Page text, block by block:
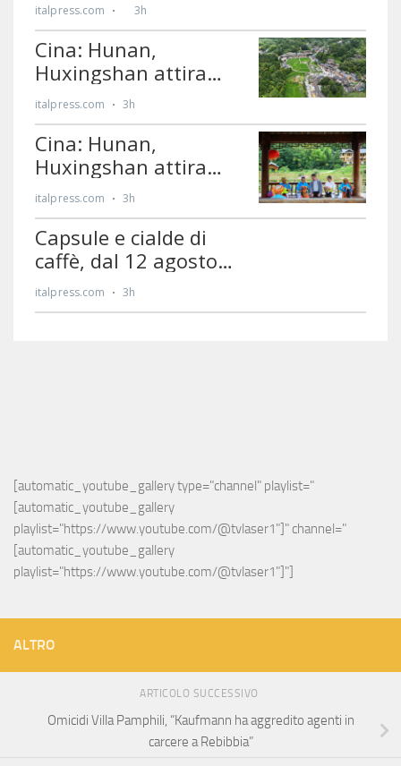
[automatic_youtube_gallery type="channel" playlist="
[automatic_youtube_gallery
playlist="https://www.youtube.com/@tvlaser1"]" channel="
[automatic_youtube_gallery
playlist="https://www.youtube.com/@tvlaser1"]"]
ALTRO
ARTICOLO SUCCESSIVO
Omicidi Villa Pamphili, “Kaufmann ha aggredito agenti in
carcere a Rebibbia”